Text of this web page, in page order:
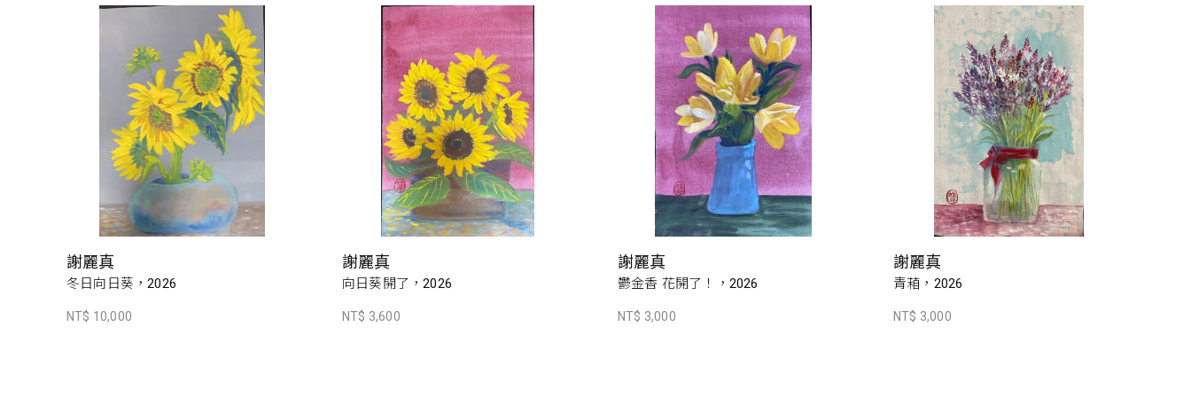
謝麗真
冬日向日葵，2026
NT$ 10,000
謝麗真
向日葵開了，2026
NT$ 3,600
謝麗真
鬱金香 花開了！，2026
NT$ 3,000
謝麗真
青葙，2026
NT$ 3,000